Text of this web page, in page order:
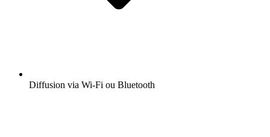
Diffusion via Wi-Fi ou Bluetooth